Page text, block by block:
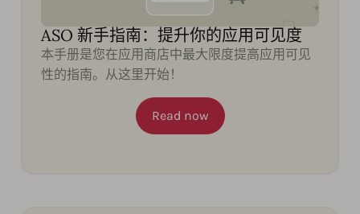
ASO 新手指南：提升你的应用可见度
本手册是您在应用商店中最大限度提高应用可见
性的指南。从这里开始！
Read now